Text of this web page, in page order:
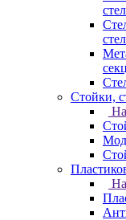
Стойки,